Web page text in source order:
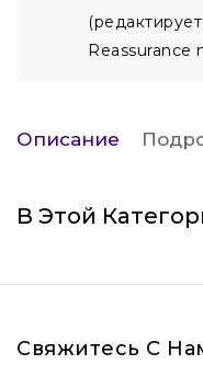
Reassurance
Описание
В Этой
Свяжитесь С